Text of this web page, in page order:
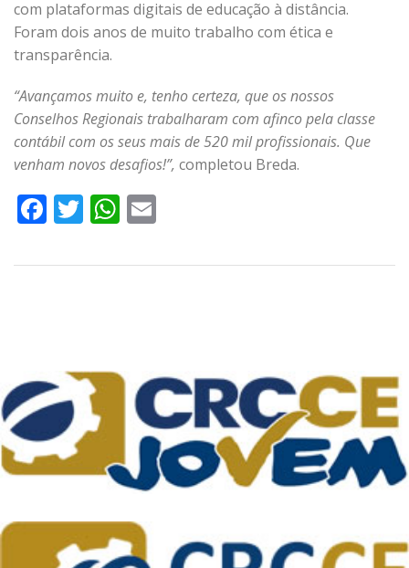
com plataformas digitais de educação à distância.
Foram dois anos de muito trabalho com ética e
transparência.
“Avançamos muito e, tenho certeza, que os nossos
Conselhos Regionais trabalharam com afinco pela classe
contábil com os seus mais de 520 mil profissionais. Que
venham novos desafios!”, completou Breda.
Facebook
TwitterWhatsApp